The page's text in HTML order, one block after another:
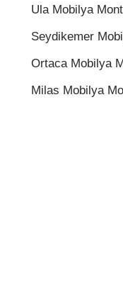
Ula Mobilya
Seydikemer
Ortaca Mobilya
Milas Mobilya